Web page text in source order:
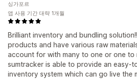
Brilliant inventory and bundling
products and have various raw
account for with many to one or one to
sumtracker is able to provide an easy-
inventory system which can go live the
싱가포르
앱 사용 기간 대략 1개월